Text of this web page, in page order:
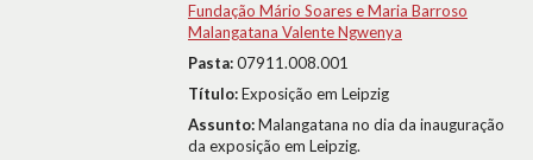
Fundação Mário Soares e Maria Barroso
Malangatana Valente Ngwenya
Pasta:07911.008.001
Título:Exposição em Leipzig
Assunto:Malangatana no dia da inauguração
da exposição em Leipzig.